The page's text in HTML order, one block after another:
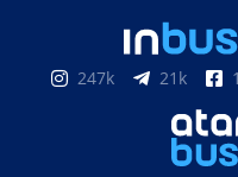
247k 21k